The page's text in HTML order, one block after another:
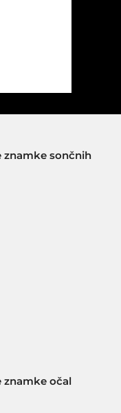
znamke sončnih
znamke očal